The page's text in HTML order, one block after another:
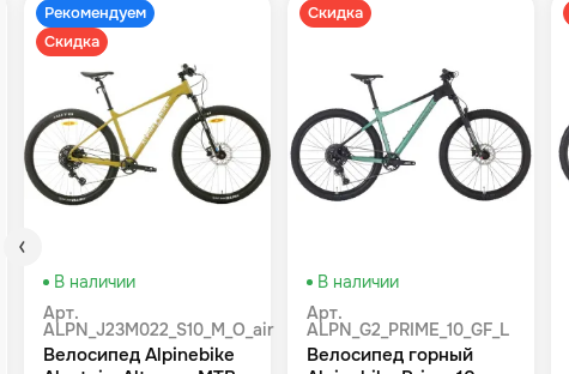
Рекомендуем
Скидка
В наличии
Арт.
ALPN_J23M022_S10_M_O_air
Велосипед Alpinebike
Скидка
В наличии
Арт.
ALPN_G2_PRIME_10_GF_L
Велосипед горный